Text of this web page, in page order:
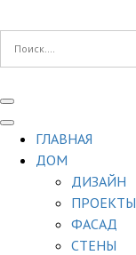
ГЛАВНАЯ
ДОМ
ДИЗАЙН
ПРОЕКТЫ
ФАСАД
СТЕНЫ